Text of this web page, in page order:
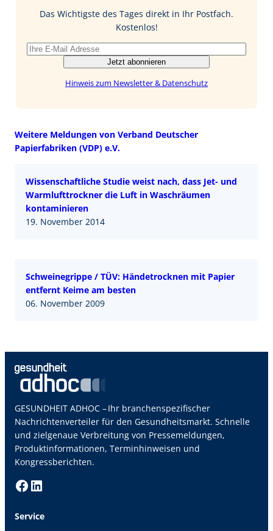
I
Das Wichtigste des Tages direkt in Ihr Postfach.
Kostenlos!
Jetzt abonnieren
Hinweis zum Newsletter & Datenschutz
Weitere Meldungen von Verband Deutscher
Papierfabriken (VDP) e.V.
Wissenschaftliche Studie weist nach, dass Jet- und
Warmlufttrockner die Luft in Waschräumen
kontaminieren
19. November 2014
Schweinegrippe / TÜV: Händetrocknen mit Papier
entfernt Keime am besten
06. November 2009
GESUNDHEIT ADHOC – Ihr branchenspezifischer
Nachrichtenverteiler für den Gesundheitsmarkt. Schnelle
und zielgenaue Verbreitung von Pressemeldungen,
Produktinformationen, Terminhinweisen und
Kongressberichten.
Facebook LinkedIn
Service